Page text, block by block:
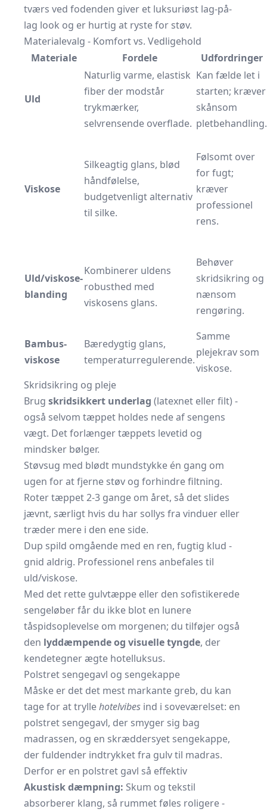
tværs ved fodenden giver et luksuriøst lag-på-
lag look og er hurtig at ryste for støv.
Materialevalg - Komfort vs. Vedligehold
Materiale
Fordele Udfordringer
Uld
Naturlig varme, elastisk
fiber der modstår
trykmærker,
selvrensende overflade.
Kan fælde let i
starten; kræver
skånsom
pletbehandling.
Viskose
Silkeagtig glans, blød
håndfølelse,
budgetvenligt alternativ
til silke.
Følsomt over
for fugt;
kræver
professionel
rens.
Uld/viskose-
blanding
Kombinerer uldens
robusthed med
viskosens glans.
Behøver
skridsikring og
nænsom
rengøring.
Bambus-
viskose
Bæredygtig glans,
temperaturregulerende.
Samme
plejekrav som
viskose.
Skridsikring og pleje
Brug skridsikkert underlag (latexnet eller filt) -
også selvom tæppet holdes nede af sengens
vægt. Det forlænger tæppets levetid og
mindsker bølger.
Støvsug med blødt mundstykke én gang om
ugen for at fjerne støv og forhindre filtning.
Roter tæppet 2-3 gange om året, så det slides
jævnt, særligt hvis du har sollys fra vinduer eller
træder mere i den ene side.
Dup spild omgående med en ren, fugtig klud -
gnid aldrig. Professionel rens anbefales til
uld/viskose.
Med det rette gulvtæppe eller den sofistikerede
sengeløber får du ikke blot en lunere
tåspidsoplevelse om morgenen; du tilføjer også
den lyddæmpende og visuelle tyngde, der
kendetegner ægte hotelluksus.
Polstret sengegavl og sengekappe
Måske er det det mest markante greb, du kan
tage for at tryllehotelvibes ind i soveværelset: en
polstret sengegavl, der smyger sig bag
madrassen, og en skræddersyet sengekappe,
der fuldender indtrykket fra gulv til madras.
Derfor er en polstret gavl så effektiv
Akustisk dæmpning: Skum og tekstil
absorberer klang, så rummet føles roligere -